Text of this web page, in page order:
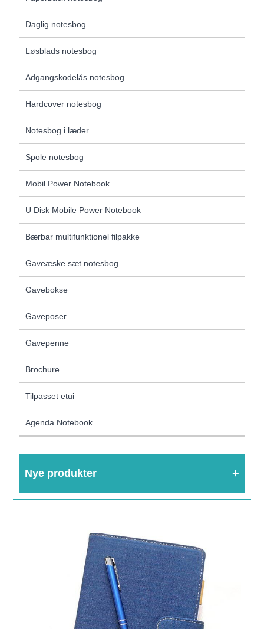
Daglig notesbog
Løsblads notesbog
Adgangskodelås notesbog
Hardcover notesbog
Notesbog i læder
Spole notesbog
Mobil Power Notebook
U Disk Mobile Power Notebook
Bærbar multifunktionel filpakke
Gaveæske sæt notesbog
Gavebokse
Gaveposer
Gavepenne
Brochure
Tilpasset etui
Agenda Notebook
Nye produkter